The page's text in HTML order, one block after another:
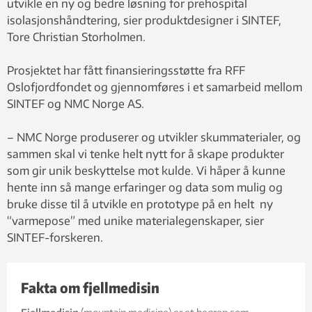
utvikle en ny og bedre løsning for prehospital
isolasjonshåndtering, sier produktdesigner i SINTEF,
Tore Christian Storholmen.
Prosjektet har fått finansieringsstøtte fra RFF
Oslofjordfondet og gjennomføres i et samarbeid mellom
SINTEF og NMC Norge AS.
– NMC Norge produserer og utvikler skummaterialer, og
sammen skal vi tenke helt nytt for å skape produkter
som gir unik beskyttelse mot kulde. Vi håper å kunne
hente inn så mange erfaringer og data som mulig og
bruke disse til å utvikle en prototype på en helt ny
“varmepose” med unike materialegenskaper, sier
SINTEF-forskeren.
Fakta om fjellmedisin